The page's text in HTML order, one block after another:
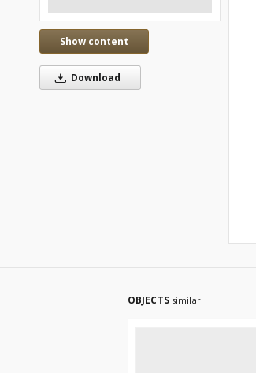
Show content
Download
OBJECTS similar